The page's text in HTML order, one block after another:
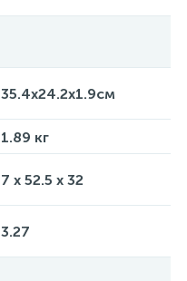
35.4x24.2x1.9см
1.89 кг
7 x 52.5 x 32
3.27